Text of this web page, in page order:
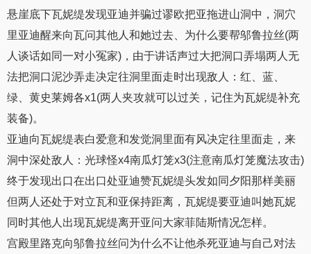
悬崖底下瓦妮缇发现亚迪并骗过谬欧把亚拖进山洞中，洞穴
里亚迪醒来向瓦问其他人和她过去、为什么要帮邬鲁拉丝(两
人谈话如同一对小冤家)，由于讲话声过大把洞口弄塌两人无
法把洞口泥沙弄走决定往洞里面走时出现敌人：红、蓝、
绿、黄史莱姆各x1(两人夹攻就可以过关，记住为瓦妮缇补充
装备)。
亚迪向瓦妮缇表白爱意和发觉洞里面有风决定往里面走，来
洞中深处敌人：光球怪x4南瓜灯笼x3(注意南瓜灯笼魔法攻击)
终于发现出口在出口处亚迪赞瓦妮缇头发如同夕阳那样美丽
但两人还处于对立瓦和亚保持距离，瓦妮缇要亚迪叫她瓦妮
同时其他人出现瓦妮缇离开亚问大家菲陆斯情况怎样。
宫殿里路克向邬鲁拉丝问为什么不让他杀死亚迪与自己对法